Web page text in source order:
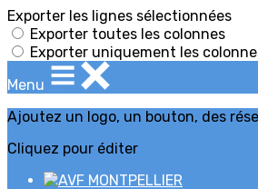
Exporter les lignes sélectionnées
Exporter toutes les colonnes
Exporter uniquement les
Menu
Ajoutez un logo, un bouton, des
Cliquez pour éditer